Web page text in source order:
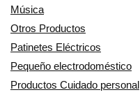
Música
Otros Productos
Patinetes Eléctricos
Pequeño electrodoméstico
Productos Cuidado personal